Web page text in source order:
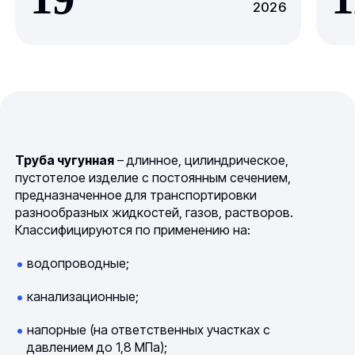
2026
Труба чугунная – длинное, цилиндрическое,
пустотелое изделие с постоянным сечением,
предназначенное для транспортировки
разнообразных жидкостей, газов, растворов.
Классифицируются по применению на:
водопроводные;
канализационные;
напорные (на ответственных участках с
давлением до 1,8 МПа);